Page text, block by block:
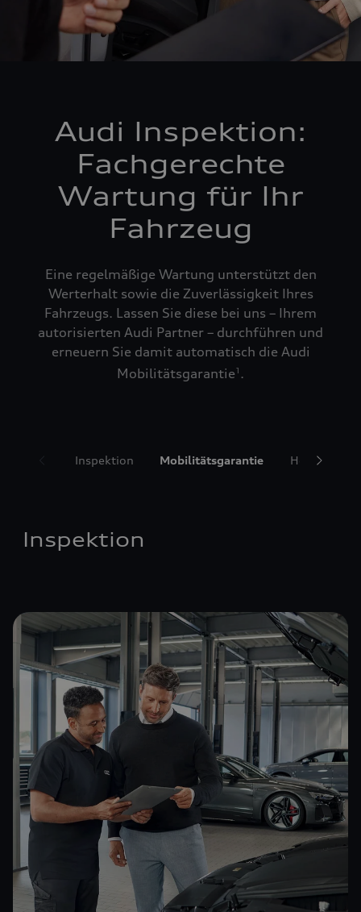
Audi Inspektion:
Fachgerechte
Wartung für Ihr
Fahrzeug
Eine regelmäßige Wartung unterstützt den
Werterhalt sowie die Zuverlässigkeit Ihres
Fahrzeugs. Lassen Sie diese bei uns – Ihrem
autorisierten Audi Partner – durchführen und
erneuern Sie damit automatisch die Audi
Mobilitätsgarantie1 .
Inspektion Mobilitätsgarantie Hol- und
Inspektion